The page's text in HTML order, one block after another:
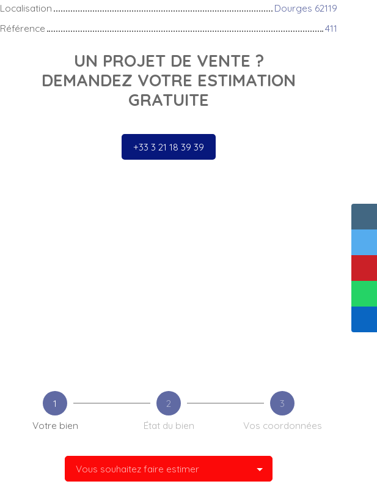
Localisation
Dourges 62119
Référence
411
UN PROJET DE VENTE ?
DEMANDEZ VOTRE ESTIMATION
GRATUITE
+33 3 21 18 39 39
1
Votre bien
2
État du bien
3
Vos coordonnées
Vous souhaitez faire estimer